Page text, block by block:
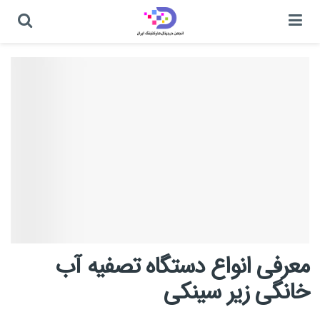
معرفی انواع دستگاه تصفیه آب
خانگی زیر سینکی